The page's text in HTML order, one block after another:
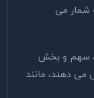
شمار می
سهم و بخش
می دهند، مانند